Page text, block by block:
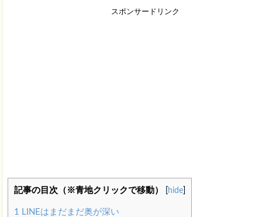
スポンサードリンク
記事の目次（※青地クリックで移動） hide]
1
LINEはまだまだ奥が深い